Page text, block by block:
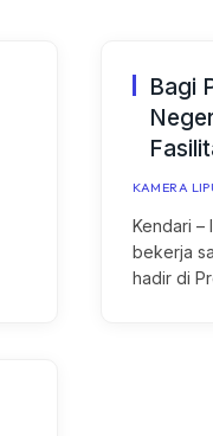
Bagi
KAMERA
Kendari –
bekerja
hadir di